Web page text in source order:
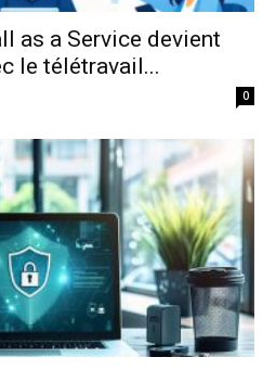
as a Service devient
le télétravail...
0